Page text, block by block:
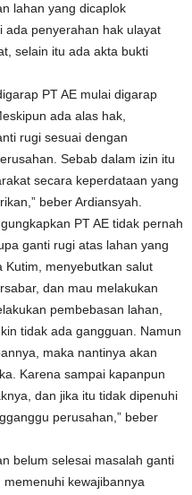
lahan yang dicaplok
ada penyerahan hak ulayat
selain itu ada akta bukti
PT AE mulai digarap
ada alas hak,
rugi sesuai dengan
Sebab dalam izin itu
secara keperdataan yang
beber Ardiansyah.
PT AE tidak pernah
ganti rugi atas lahan yang
Kutim, menyebutkan salut
dan mau melakukan
pembebasan lahan,
tidak ada gangguan. Namun
maka nantinya akan
Karena sampai kapanpun
dan jika itu tidak dipenuhi
perusahan,” beber
belum selesai masalah ganti
kewajibannya